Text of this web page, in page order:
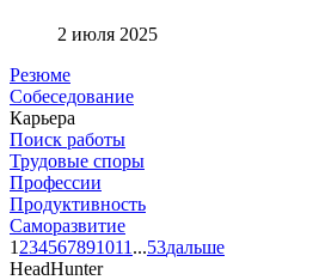
2 июля 2025
Резюме
Собеседование
Карьера
Поиск работы
Трудовые споры
Профессии
Продуктивность
Саморазвитие
1 234567891011 ...53дальше
HeadHunter